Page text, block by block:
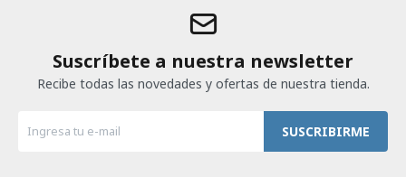
Suscríbete a nuestra newsletter
Recibe todas las novedades y ofertas de nuestra tienda.
SUSCRIBIRME